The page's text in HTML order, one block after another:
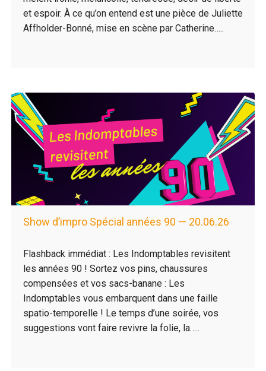
et espoir. À ce qu’on entend est une pièce de Juliette
Affholder-Bonné, mise en scène par Catherine…..
Show d’impro Spécial années 90 — 20.06.26
Flashback immédiat : Les Indomptables revisitent
les années 90 ! Sortez vos pins, chaussures
compensées et vos sacs-banane : Les
Indomptables vous embarquent dans une faille
spatio-temporelle ! Le temps d’une soirée, vos
suggestions vont faire revivre la folie, la…..